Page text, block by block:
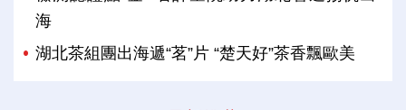
海
湖北茶組團出海遞“茗”片 “楚天好”茶香飄歐美